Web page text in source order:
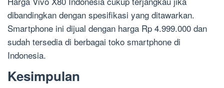
dibandingkan dengan spesifikasi yang ditawarkan.
Smartphone ini dijual dengan harga Rp 4.999.000 dan
sudah tersedia di berbagai toko smartphone di
Indonesia.
Kesimpulan